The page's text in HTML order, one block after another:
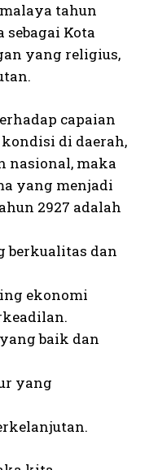
tahun
sebagai Kota
yang religius,
capaian
di daerah,
nasional, maka
yang menjadi
2927 adalah
berkualitas dan
ekonomi
baik dan
yang